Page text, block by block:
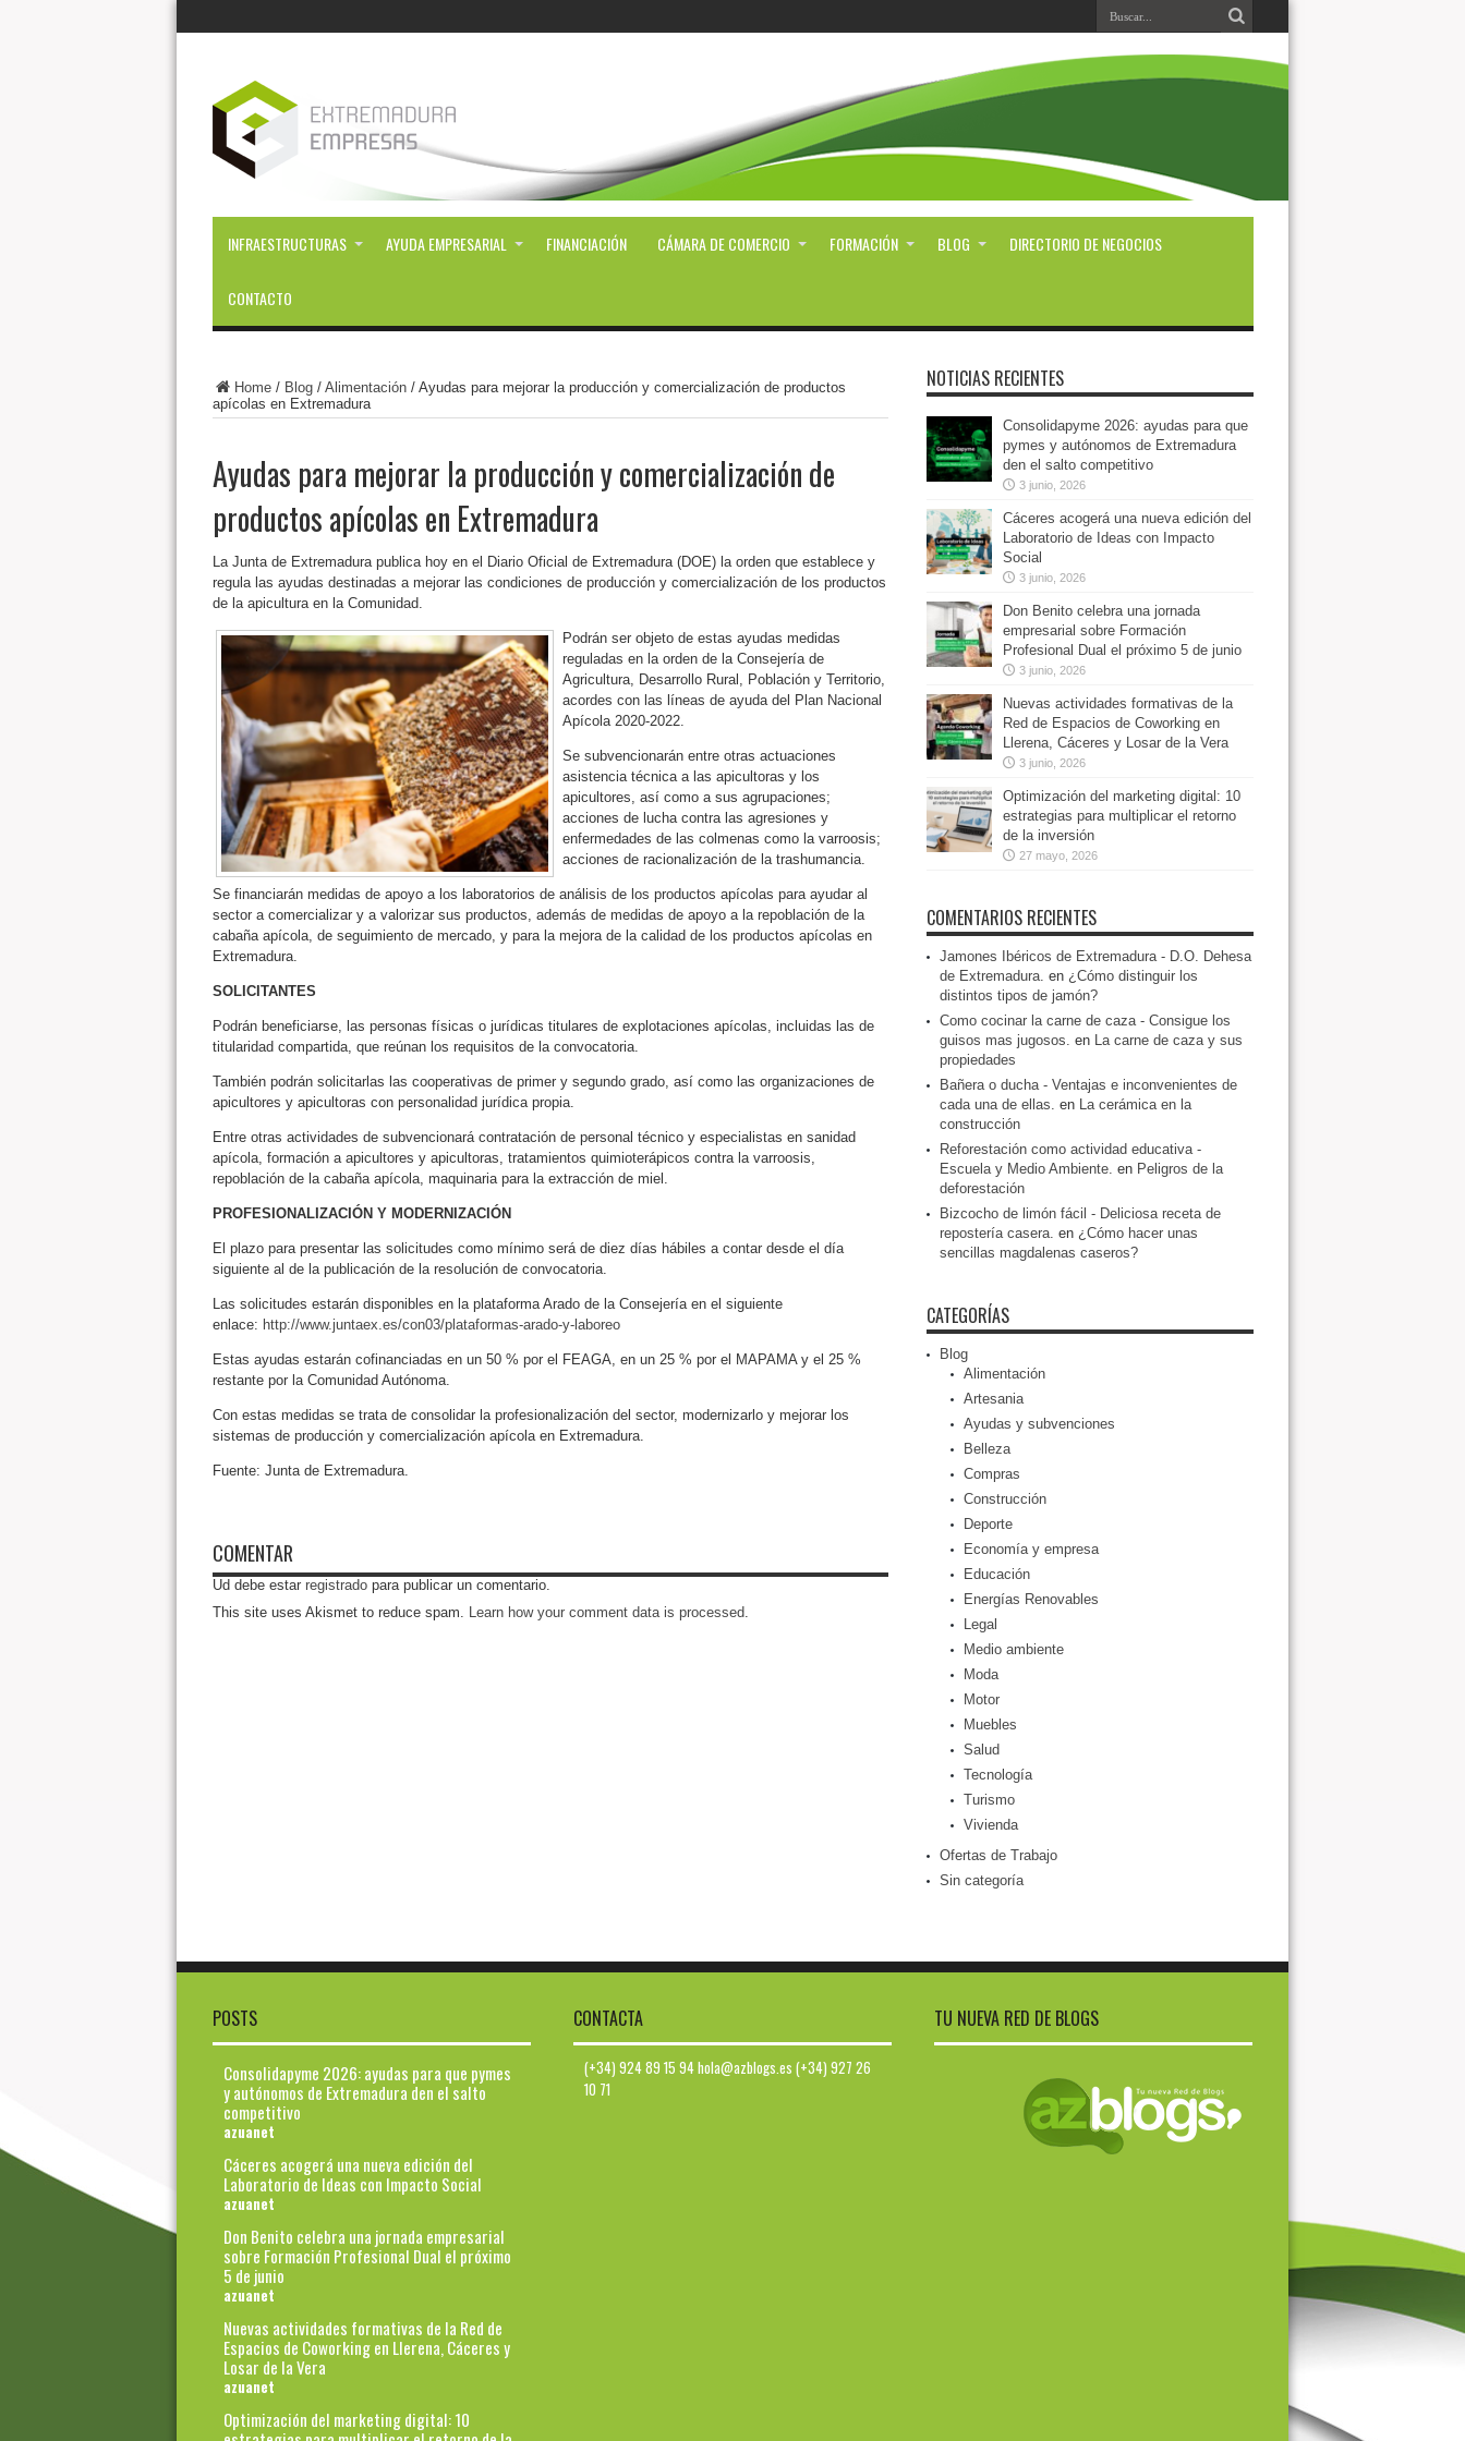
INFRAESTRUCTURAS AYUDA EMPRESARIAL FINANCIACIÓN CÁMARA DE COMERCIO FORMACIÓN BLOG DIRECTORIO DE NEGOCIOS
CONTACTO
Home/ Blog/ Alimentación/ Ayudas para mejorar la producción y comercialización de productos
apícolas en Extremadura
Ayudas para mejorar la producción y comercialización de
productos apícolas en Extremadura
La Junta de Extremadura publica hoy en el Diario Oficial de Extremadura (DOE) la orden que establece y
regula las ayudas destinadas a mejorar las condiciones de producción y comercialización de los productos
de la apicultura en la Comunidad.
Podrán ser objeto de estas ayudas medidas
reguladas en la orden de la Consejería de
Agricultura, Desarrollo Rural, Población y Territorio,
acordes con las líneas de ayuda del Plan Nacional
Apícola 2020-2022.
Se subvencionarán entre otras actuaciones
asistencia técnica a las apicultoras y los
apicultores, así como a sus agrupaciones;
acciones de lucha contra las agresiones y
enfermedades de las colmenas como la varroosis;
acciones de racionalización de la trashumancia.
Se financiarán medidas de apoyo a los laboratorios de análisis de los productos apícolas para ayudar al
sector a comercializar y a valorizar sus productos, además de medidas de apoyo a la repoblación de la
cabaña apícola, de seguimiento de mercado, y para la mejora de la calidad de los productos apícolas en
Extremadura.
SOLICITANTES
Podrán beneficiarse, las personas físicas o jurídicas titulares de explotaciones apícolas, incluidas las de
titularidad compartida, que reúnan los requisitos de la convocatoria.
También podrán solicitarlas las cooperativas de primer y segundo grado, así como las organizaciones de
apicultores y apicultoras con personalidad jurídica propia.
Entre otras actividades de subvencionará contratación de personal técnico y especialistas en sanidad
apícola, formación a apicultores y apicultoras, tratamientos quimioterápicos contra la varroosis,
repoblación de la cabaña apícola, maquinaria para la extracción de miel.
PROFESIONALIZACIÓN Y MODERNIZACIÓN
El plazo para presentar las solicitudes como mínimo será de diez días hábiles a contar desde el día
siguiente al de la publicación de la resolución de convocatoria.
Las solicitudes estarán disponibles en la plataforma Arado de la Consejería en el siguiente
enlace: http://www.juntaex.es/con03/plataformas-arado-y-laboreo
Estas ayudas estarán cofinanciadas en un 50 % por el FEAGA, en un 25 % por el MAPAMA y el 25 %
restante por la Comunidad Autónoma.
Con estas medidas se trata de consolidar la profesionalización del sector, modernizarlo y mejorar los
sistemas de producción y comercialización apícola en Extremadura.
Fuente: Junta de Extremadura.
COMENTAR
Ud debe estar registradopara publicar un comentario.
This site uses Akismet to reduce spam. Learn how your comment data is processed.
NOTICIAS RECIENTES
Consolidapyme 2026: ayudas para que
pymes y autónomos de Extremadura
den el salto competitivo
3 junio, 2026
Cáceres acogerá una nueva edición del
Laboratorio de Ideas con Impacto
Social
3 junio, 2026
Don Benito celebra una jornada
empresarial sobre Formación
Profesional Dual el próximo 5 de junio
3 junio, 2026
Nuevas actividades formativas de la
Red de Espacios de Coworking en
Llerena, Cáceres y Losar de la Vera
3 junio, 2026
Optimización del marketing digital: 10
estrategias para multiplicar el retorno
de la inversión
27 mayo, 2026
COMENTARIOS RECIENTES
Jamones Ibéricos de Extremadura - D.O. Dehesa
de Extremadura. en ¿Cómo distinguir los
distintos tipos de jamón?
Como cocinar la carne de caza - Consigue los
guisos mas jugosos. en La carne de caza y sus
propiedades
Bañera o ducha - Ventajas e inconvenientes de
cada una de ellas. en La cerámica en la
construcción
Reforestación como actividad educativa -
Escuela y Medio Ambiente. en Peligros de la
deforestación
Bizcocho de limón fácil - Deliciosa receta de
repostería casera. en ¿Cómo hacer unas
sencillas magdalenas caseros?
CATEGORÍAS
Blog
Alimentación
Artesania
Ayudas y subvenciones
Belleza
Compras
Construcción
Deporte
Economía y empresa
Educación
Energías Renovables
Legal
Medio ambiente
Moda
Motor
Muebles
Salud
Tecnología
Turismo
Vivienda
Ofertas de Trabajo
Sin categoría
POSTS
Consolidapyme 2026: ayudas para que pymes
y autónomos de Extremadura den el salto
competitivo
azuanet
Cáceres acogerá una nueva edición del
Laboratorio de Ideas con Impacto Social
azuanet
Don Benito celebra una jornada empresarial
sobre Formación Profesional Dual el próximo
5 de junio
azuanet
Nuevas actividades formativas de la Red de
Espacios de Coworking en Llerena, Cáceres y
Losar de la Vera
azuanet
Optimización del marketing digital: 10
CONTACTA
(+34) 924 89 15 94 hola@azblogs.es (+34) 927 26
10 71
TU NUEVA RED DE BLOGS